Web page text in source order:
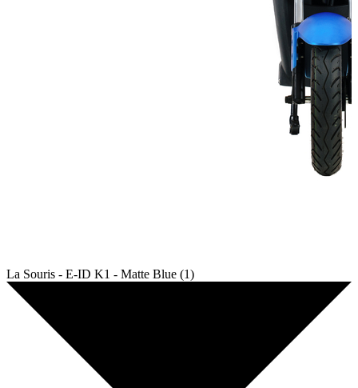
La Souris - E-ID K1 - Matte Blue (1)